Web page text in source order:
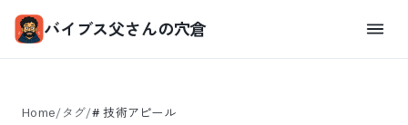
バイブス父さんの穴倉
Home/タグ/#技術アピール